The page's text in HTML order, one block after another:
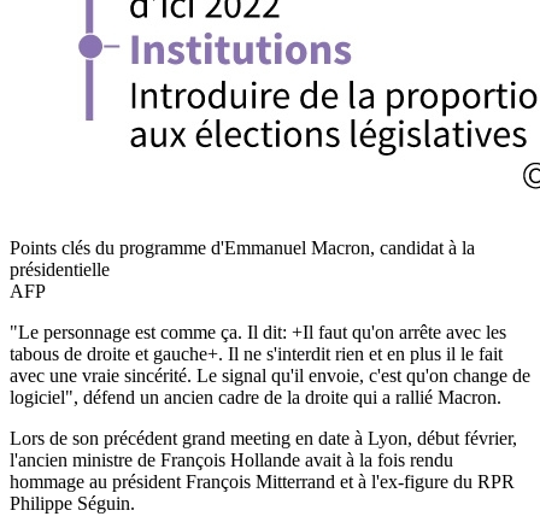
Points clés du programme d'Emmanuel Macron, candidat à la
présidentielle
AFP
"Le personnage est comme ça. Il dit: +Il faut qu'on arrête avec les
tabous de droite et gauche+. Il ne s'interdit rien et en plus il le fait
avec une vraie sincérité. Le signal qu'il envoie, c'est qu'on change de
logiciel", défend un ancien cadre de la droite qui a rallié Macron.
Lors de son précédent grand meeting en date à Lyon, début février,
l'ancien ministre de François Hollande avait à la fois rendu
hommage au président François Mitterrand et à l'ex-figure du RPR
Philippe Séguin.